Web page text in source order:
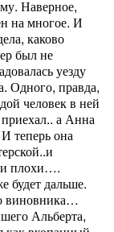
Наверное,
на многое. И
каково
был не
уезду
Одного, правда,
человек в ней
а Анна
теперь она
плохи….
будет дальше.
виновника…
Альберта,